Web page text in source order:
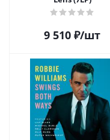
9 510 ₽/шт